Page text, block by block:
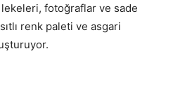
lekeleri, fotoğraflar ve sade
renk paleti ve asgari